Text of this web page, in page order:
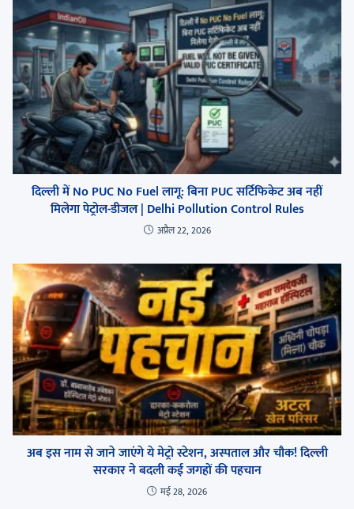
दिल्ली में No PUC No Fuel लागू: बिना PUC सर्टिफिकेट अब नहीं
मिलेगा पेट्रोल-डीजल | Delhi Pollution Control Rules
अप्रैल 22, 2026
अब इस नाम से जाने जाएंगे ये मेट्रो स्टेशन, अस्पताल और चौक! दिल्ली
सरकार ने बदली कई जगहों की पहचान
मई 28, 2026